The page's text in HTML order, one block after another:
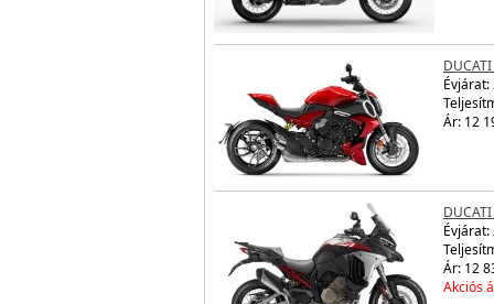
Évjárat:
Ár: 12
Évjárat:
Ár: 12
Akciós